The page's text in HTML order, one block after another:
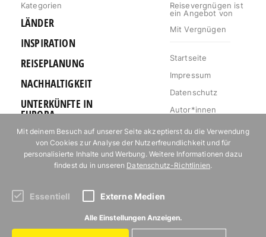
Kategorien
LÄNDER
INSPIRATION
REISEPLANUNG
NACHHALTIGKEIT
UNTERKÜNFTE IN
EUROPA
OUTDOOR
URLAUB FÜR
FOODIES
Reisevergnügen ist
ein Angebot von
Mit Vergnügen
Startseite
Impressum
Datenschutz
Autor*innen
Mediakit
Jobs
Kontakt
Abonniere unseren Newsletter!
Mit deinem Besuch auf unserer Seite akzeptierst du die Verwendung
von Cookies zur Analyse der Nutzerfreundlichkeit und für
personalisierte Inhalte und Werbung. Weitere Informationen dazu
findest du in unseren Datenschutz-Richtlinien.
Essentiell Externe Medien
Alle Einstellungen Anzeigen.